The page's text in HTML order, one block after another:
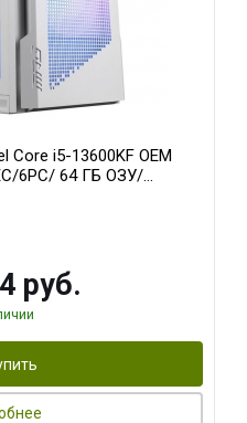
Core i5-13600KF OEM
6PC/ 64 ГБ ОЗУ/
8GB GDDR7 128bit
руб.